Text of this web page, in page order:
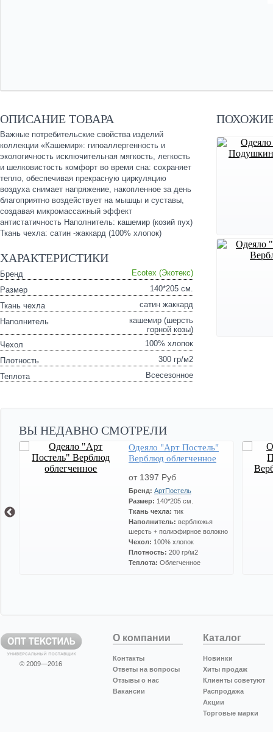
ОПИСАНИЕ ТОВАРА
Важные потребительские свойства изделий
коллекции «Кашемир»: гипоаллергенность и
экологичность исключительная мягкость, легкость
и шелковистость комфорт во время сна: сохраняет
тепло, обеспечивая прекрасную циркуляцию
воздуха снимает напряжение, накопленное за день
благоприятно воздействует на мышцы и суставы,
создавая микромассажный эффект
антистатичность Наполнитель: кашемир (козий пух)
Ткань чехла: сатин -жаккард (100% хлопок)
ХАРАКТЕРИСТИКИ
Бренд
Ecotex (Экотекс)
Размер
140*205 см.
Ткань чехла
сатин жаккард
Наполнитель
кашемир (шерсть
горной козы)
Чехол
100% хлопок
Плотность
300 гр/м2
Теплота
Всесезонное
ВЫ НЕДАВНО СМОТРЕЛИ
Одеяло "Арт Постель"
Верблюд облегченное
от 1397 Руб
Бренд: АртПостель
Размер: 140*205 см.
Ткань чехла: тик
Наполнитель: верблюжья
шерсть + полиэфирное волокно
Чехол: 100% хлопок
Плотность: 200 гр/м2
Теплота: Облегченное
© 2009—2016
О компании
Контакты
Ответы на вопросы
Отзывы о нас
Вакансии
Каталог
Новинки
Хиты продаж
Клиенты советуют
Распродажа
Акции
Торговые марки